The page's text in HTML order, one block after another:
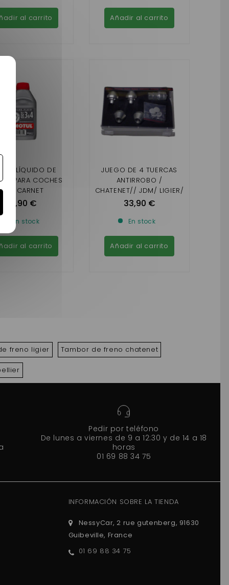
al carrito Añadir al carrito
LÍQUIDO DE
PARA COCHES
SIN CARNET
9,90 €
En stock
al carrito
JUEGO DE 4 TUERCAS
ANTIRROBO /
CHATENET// JDM/ LIGIER/
MICROCAR
33,90 €
En stock
Añadir al carrito
freno ligier Tambor de freno chatenet
Pedir por teléfono
De lunes a viernes de 9 a 12:30 y de 14 a 18
horas
01 69 88 34 75
INFORMACIÓN SOBRE LA TIENDA
NessyCar, 2 rue gutenberg, 91630
Guibeville, France
01 69 88 34 75